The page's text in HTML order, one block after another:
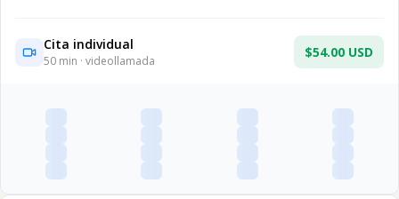
Cita individual
50 min · videollamada
$54.00 USD